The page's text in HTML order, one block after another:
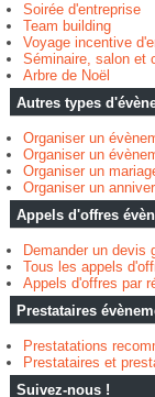
Soirée d'entreprise
Team building
Voyage incentive
Séminaire, salon et
Arbre de Noël
Autres types
Organiser un
Organiser un
Organiser un
Organiser un
Appels d'offres
Demander un devis
Tous les appels
Appels d'offres par
Prestataires
Prestatations
Prestataires et
Suivez-nous !